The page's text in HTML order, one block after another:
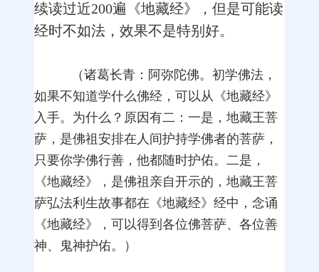
续读过近200遍《地藏经》，但是可能读
经时不如法，效果不是特别好。
（诸葛长青：阿弥陀佛。初学佛法，
如果不知道学什么佛经，可以从《地藏经》
入手。为什么？原因有二：一是，地藏王菩
萨，是佛祖安排在人间护持学佛者的菩萨，
只要你学佛行善，他都随时护佑。二是，
《地藏经》，是佛祖亲自开示的，地藏王菩
萨弘法利生故事都在《地藏经》经中，念诵
《地藏经》，可以得到各位佛菩萨、各位善
神、鬼神护佑。）